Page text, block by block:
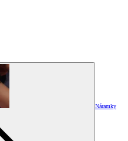
Náramky